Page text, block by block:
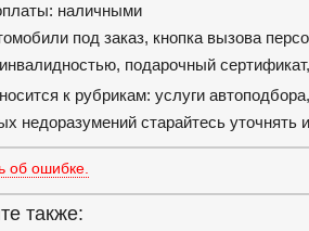
наличными
под заказ, кнопка вызова
подарочный
к рубрикам: услуги
недоразумений старайтесь
об ошибке.
также: